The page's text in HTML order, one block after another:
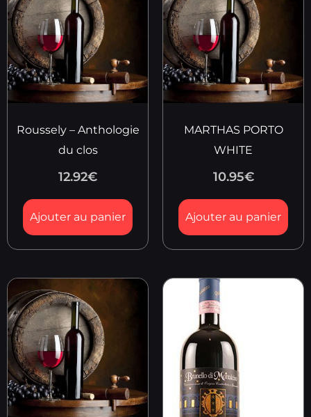
Roussely – Anthologie
du clos
12.92€
Ajouter au panier
MARTHAS PORTO
WHITE
10.95€
Ajouter au panier